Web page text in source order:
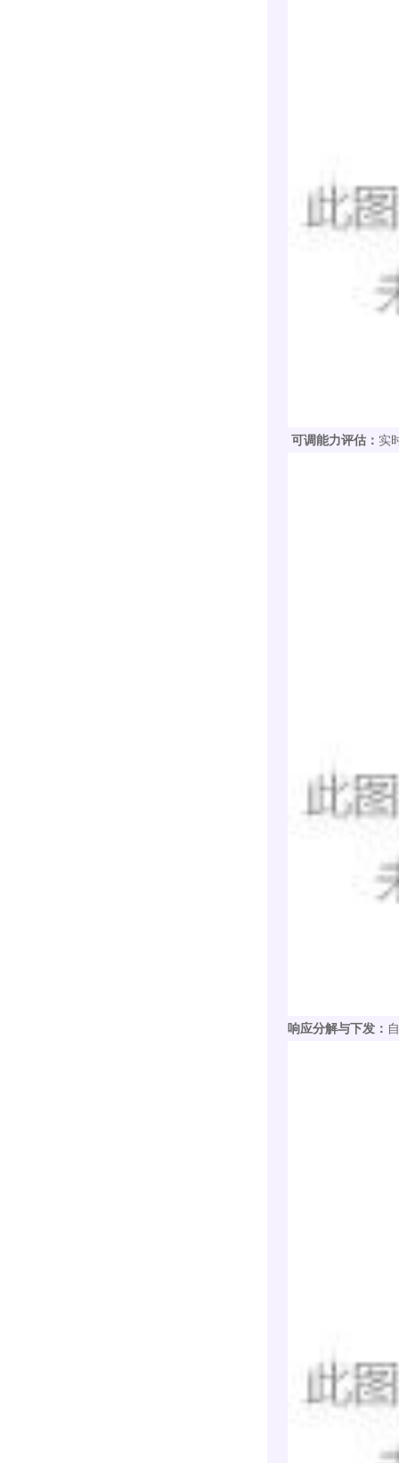
可调能力评估： 实
响应分解与下发：